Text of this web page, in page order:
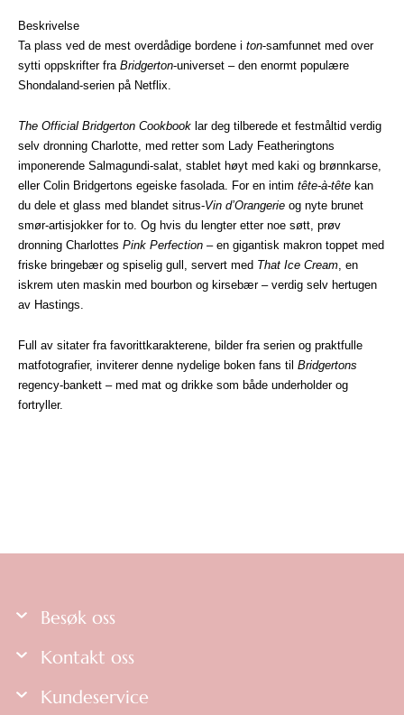
Beskrivelse
Ta plass ved de mest overdådige bordene i ton-samfunnet med over
sytti oppskrifter fra Bridgerton-universet – den enormt populære
Shondaland-serien på Netflix.
The Official Bridgerton Cookbook lar deg tilberede et festmåltid verdig
selv dronning Charlotte, med retter som Lady Featheringtons
imponerende Salmagundi-salat, stablet høyt med kaki og brønnkarse,
eller Colin Bridgertons egeiske fasolada. For en intim tête-à-tête kan
du dele et glass med blandet sitrus-Vin d’Orangerie og nyte brunet
smør-artisjokker for to. Og hvis du lengter etter noe søtt, prøv
dronning Charlottes Pink Perfection – en gigantisk makron toppet med
friske bringebær og spiselig gull, servert med That Ice Cream, en
iskrem uten maskin med bourbon og kirsebær – verdig selv hertugen
av Hastings.
Full av sitater fra favorittkarakterene, bilder fra serien og praktfulle
matfotografier, inviterer denne nydelige boken fans til Bridgertons
regency-bankett – med mat og drikke som både underholder og
fortryller.
Besøk oss
Kontakt oss
Kundeservice